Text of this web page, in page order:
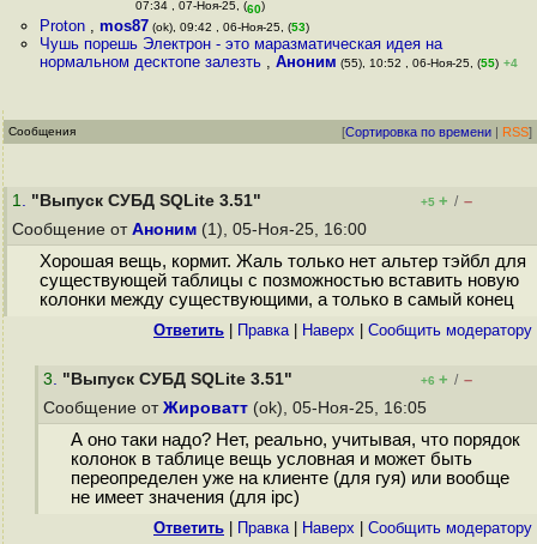
07:34 , 07-Ноя-25, (60)
Proton , mos87(ok), 09:42 , 06-Ноя-25, (53)
Чушь порешь Электрон - это маразматическая идея на
нормальном десктопе залезть , Аноним (55), 10:52 , 06-Ноя-25, (55) +4
Сообщения [Сортировка по времени | RSS]
1. "Выпуск СУБД SQLite 3.51" +5 + / –
Сообщение от Аноним (1), 05-Ноя-25, 16:00
Хорошая вещь, кормит. Жаль только нет альтер тэйбл для
существующей таблицы с позможностью вставить новую
колонки между существующими, а только в самый конец
Ответить Правка| Наверх Cообщить модератору
3. "Выпуск СУБД SQLite 3.51" +6 + / –
Сообщение от Жироватт (ok), 05-Ноя-25, 16:05
А оно таки надо? Нет, реально, учитывая, что порядок
колонок в таблице вещь условная и может быть
переопределен уже на клиенте (для гуя) или вообще
не имеет значения (для ipc)
Ответить Правка| Наверх Cообщить модератору